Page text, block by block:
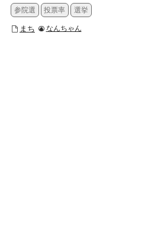
参院選
投票率 選挙
まち なんちゃん